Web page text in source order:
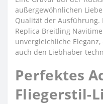
außergewöhnlichen
Qualität der Ausführung.
Replica Breitling
unvergleichliche
auch den Liebhaber
Perfektes
Fliegerstil-